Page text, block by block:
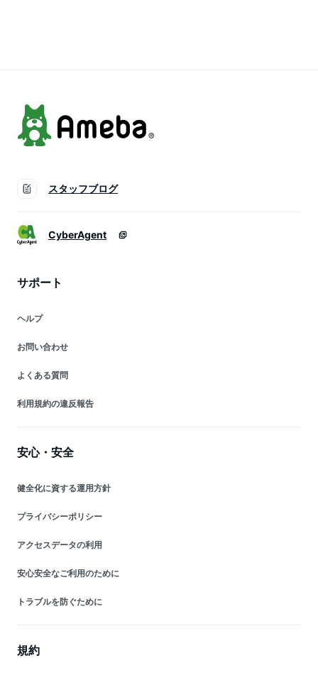
スタッフブログ
CyberAgent
サポート
ヘルプ
お問い合わせ
よくある質問
利用規約の違反報告
安心・安全
健全化に資する運用方針
プライバシーポリシー
アクセスデータの利用
安心安全なご利用のために
トラブルを防ぐために
規約